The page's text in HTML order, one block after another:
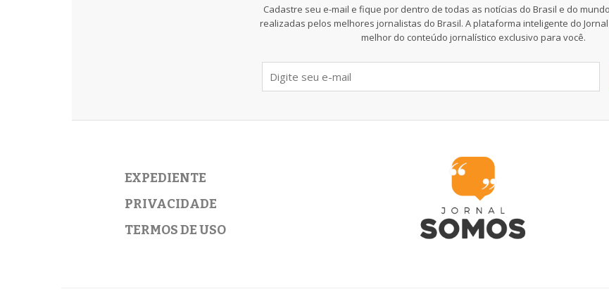
Cadastre seu e-mail e fique por dentro de todas as notícias do Brasil e do
realizadas pelos melhores jornalistas do Brasil. A plataforma inteligente do
melhor do conteúdo jornalístico exclusivo para você.
EXPEDIENTE
PRIVACIDADE
TERMOS DE USO